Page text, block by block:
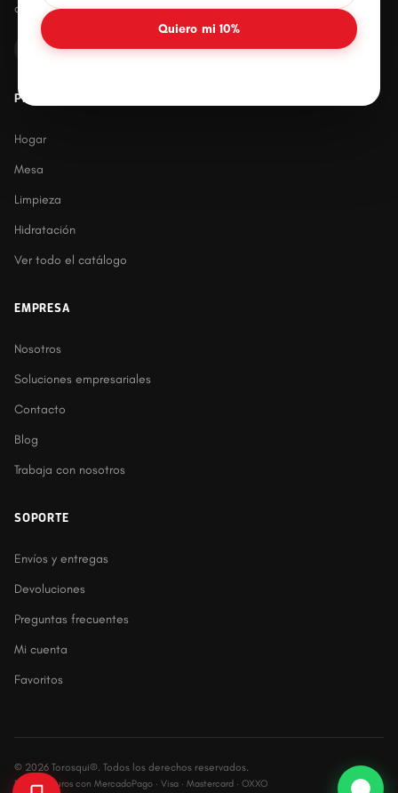
Quiero mi 10%
duraderos para el hogar mexicano.
PRODUCTOS
Hogar
Mesa
Limpieza
Hidratación
Ver todo el catálogo
EMPRESA
Nosotros
Soluciones empresariales
Contacto
Blog
Trabaja con nosotros
SOPORTE
Envíos y entregas
Devoluciones
Preguntas frecuentes
Mi cuenta
Favoritos
© 2026 Torosqui®. Todos los derechos reservados.
Pagos seguros con MercadoPago · Visa · Mastercard · OXXO